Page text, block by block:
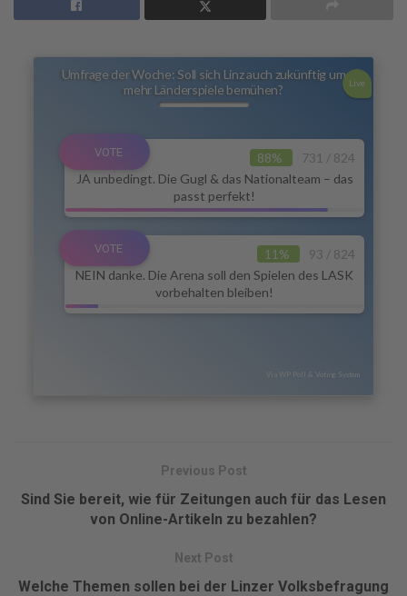
Umfrage der Woche: Soll sich Linz auch zukünftig um
mehr Länderspiele bemühen?
Live
JA unbedingt. Die Gugl & das Nationalteam – das
passt perfekt!
88% 731 / 824
NEIN danke. Die Arena soll den Spielen des LASK
vorbehalten bleiben!
11% 93 / 824
Via WP Poll & Voting System
Previous Post
Sind Sie bereit, wie für Zeitungen auch für das Lesen
von Online-Artikeln zu bezahlen?
Next Post
Welche Themen sollen bei der Linzer Volksbefragung